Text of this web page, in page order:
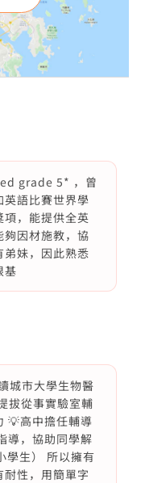
grade 5* ，曾
語比賽世界學
，能提供全英
因材施教，協
妹，因此熟悉
基
城市大學生物醫
拔從事實驗室輔
💡高中擔任輔導
導，協助同學解
學生） 所以擁有
性，用簡單字